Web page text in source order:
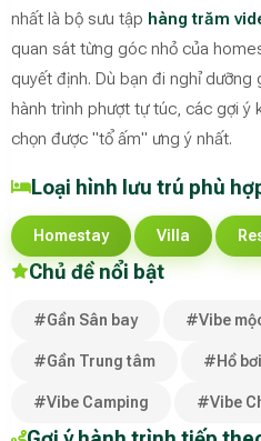
nhất là bộ sưu tập hàng trăm
quan sát từng góc nhỏ của
quyết định. Dù bạn đi nghỉ
hành trình phượt tự túc, các gợi ý
chọn được "tổ ấm" ưng ý nhất.
Loại hình lưu trú phù
Homestay Villa
Chủ đề nổi bật
#Gần Sân bay #Vibe
#Gần Trung tâm #Hồ bơi
#Vibe Camping #Vibe